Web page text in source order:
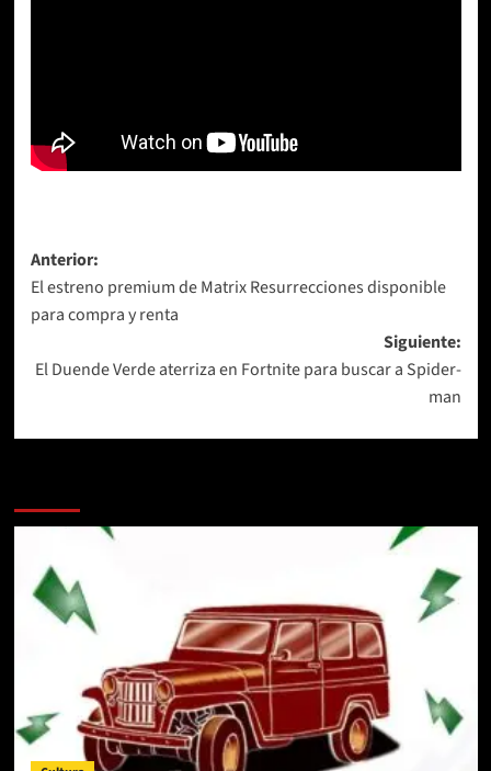
Navegación
de
entradas
Anterior:
El estreno premium de Matrix Resurrecciones disponible
para compra y renta
Siguiente:
El Duende Verde aterriza en Fortnite para buscar a Spider-
man